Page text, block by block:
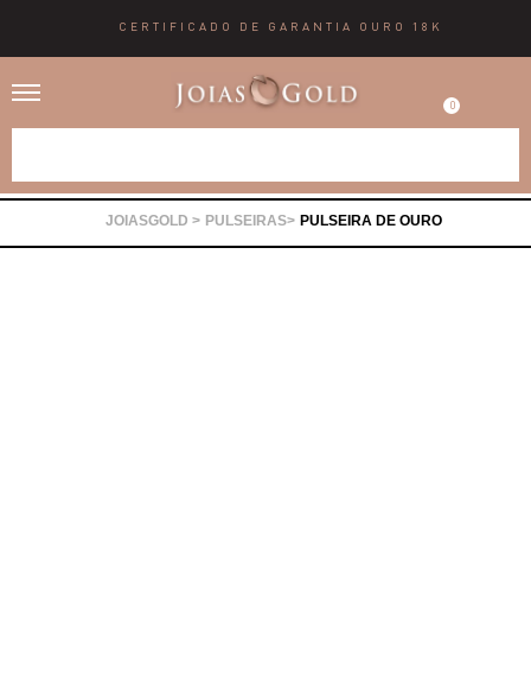
CERTIFICADO DE GARANTIA OURO 18K
0
PULSEIRAS PULSEIRA DE OURO